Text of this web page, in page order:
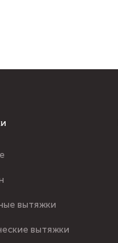
вытяжки
вытяжки